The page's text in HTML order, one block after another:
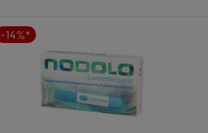
-14%*